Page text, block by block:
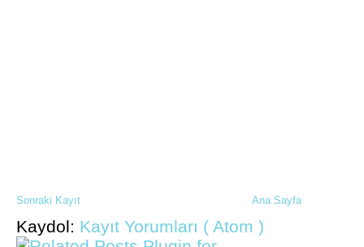
Sonraki Kayıt Ana Sayfa
Kaydol: Kayıt Yorumları ( Atom )